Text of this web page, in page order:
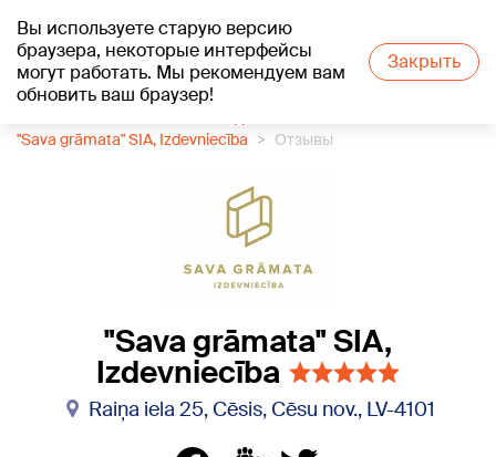
Вы используете старую версию
браузера, некоторые интерфейсы
могут работать. Мы рекомендуем вам
обновить ваш браузер!
Закрыть
+23°C
"Sava grāmata" SIA, Izdevniecība
Отзывы
"Sava grāmata" SIA,
Izdevniecība
Raiņa iela 25, Cēsis, Cēsu nov., LV-4101